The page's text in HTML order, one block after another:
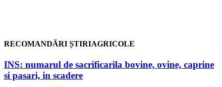
RECOMANDĂRI ȘTIRIAGRICOLE
INS: numarul de sacrificarila bovine, ovine, caprine
si pasari, in scadere